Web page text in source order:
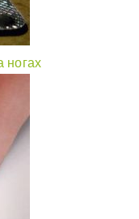
ногах